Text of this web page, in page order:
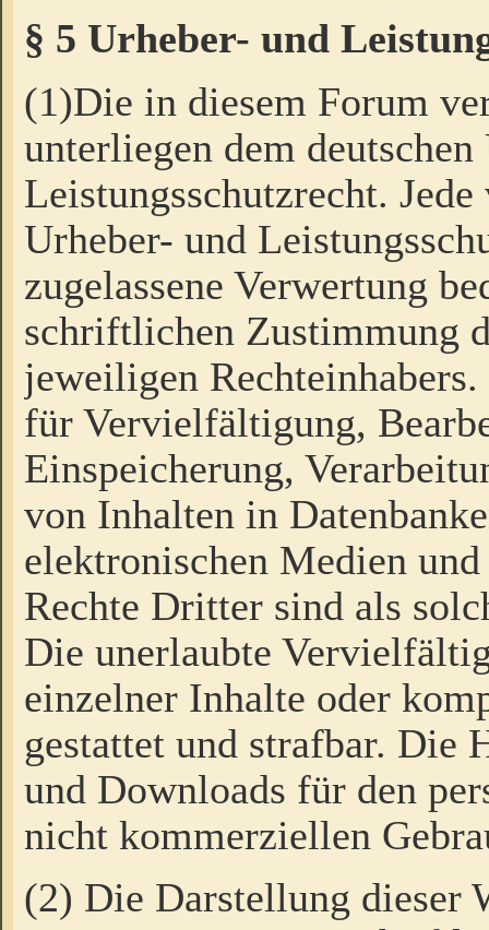
§ 5 Urheber- und
(1)Die in diesem Forum
unterliegen dem
Leistungsschutzrecht.
Urheber- und
zugelassene Verwertung
schriftlichen Zustimmung
jeweiligen
für Vervielfältigung,
Einspeicherung,
von Inhalten in
elektronischen Medien
Rechte Dritter sind als
Die unerlaubte
einzelner Inhalte oder
gestattet und strafbar. Die
und Downloads für den
nicht kommerziellen
(2) Die Darstellung dieser